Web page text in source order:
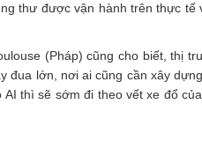
thư được vận hành trên thực
(Pháp) cũng cho biết, thị
đua lớn, nơi ai cũng cần xây
thì sẽ sớm đi theo vết xe đổ